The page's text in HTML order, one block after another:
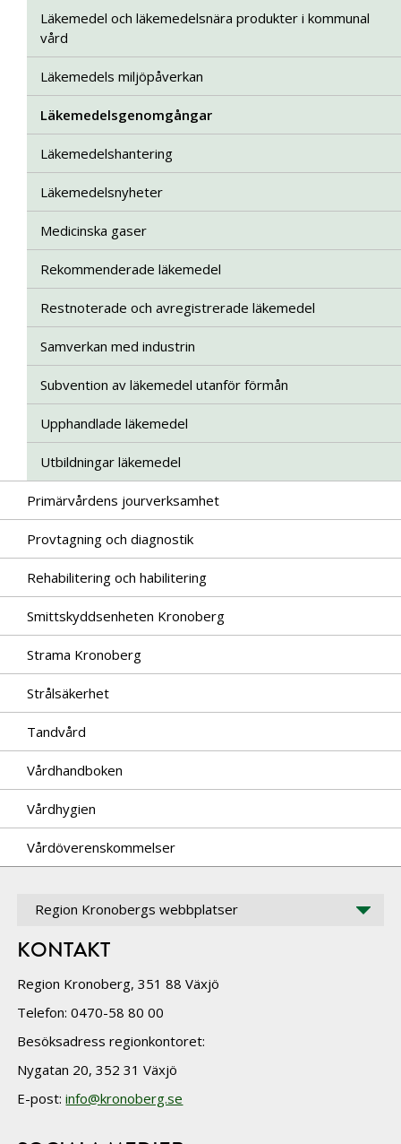
Läkemedel och läkemedelsnära produkter i kommunal
vård
Läkemedels miljöpåverkan
Läkemedelsgenomgångar
Läkemedelshantering
Läkemedelsnyheter
Medicinska gaser
Rekommenderade läkemedel
Restnoterade och avregistrerade läkemedel
Samverkan med industrin
Subvention av läkemedel utanför förmån
Upphandlade läkemedel
Utbildningar läkemedel
Primärvårdens jourverksamhet
Provtagning och diagnostik
Rehabilitering och habilitering
Smittskyddsenheten Kronoberg
Strama Kronoberg
Strålsäkerhet
Tandvård
Vårdhandboken
Vårdhygien
Vårdöverenskommelser
Region Kronobergs webbplatser
KONTAKT
Region Kronoberg, 351 88 Växjö
Telefon: 0470-58 80 00
Besöksadress regionkontoret:
Nygatan 20, 352 31 Växjö
E-post:info@kronoberg.se